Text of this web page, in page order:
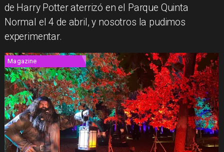
de Harry Potter aterrizó en el Parque Quinta
Normal el 4 de abril, y nosotros la pudimos
experimentar.
Magazine